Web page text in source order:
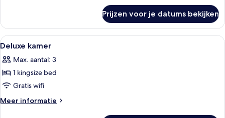
suite
(Mer)
Prijzen voor je datums bekijken
Alle
foto's
voor
Deluxe
kamer
laden
Een hotelkamer met een groot bed,
4
Deluxe kamer
Max. aantal: 3
1 kingsize bed
Gratis wifi
Meer informatie
Meer